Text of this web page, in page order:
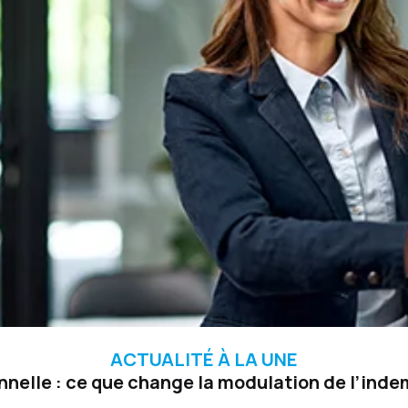
ACTUALITÉ À LA UNE
: ce que change la modulation de